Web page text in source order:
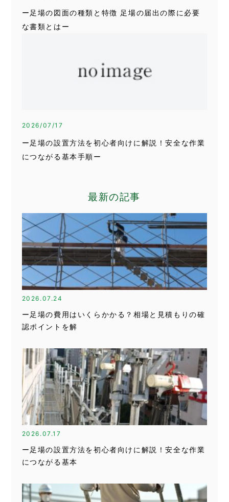
ー足場の図面の種類と特徴 足場の届出の際に必要
な書類とはー
2026/07/17
ー足場の設置方法を初心者向けに解説！安全な作業
につながる基本手順ー
最新の記事
2026.07.24
ー足場の費用はいくらかかる？相場と見積もりの確
認ポイントを解
2026.07.17
ー足場の設置方法を初心者向けに解説！安全な作業
につながる基本